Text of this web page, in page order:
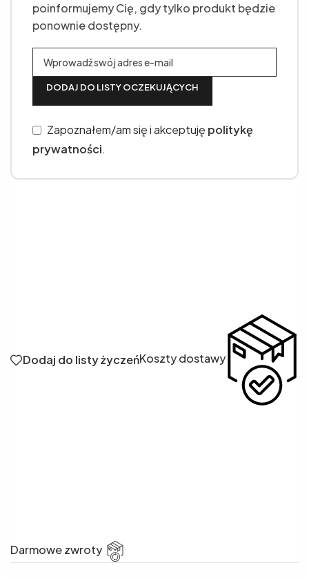
poinformujemy Cię, gdy tylko produkt będzie
ponownie dostępny.
DODAJ DO LISTY OCZEKUJĄCYCH
Zapoznałem/am się i akceptuję politykę
prywatności.
Dodaj do listy życzeńKoszty dostawy
Darmowe zwroty